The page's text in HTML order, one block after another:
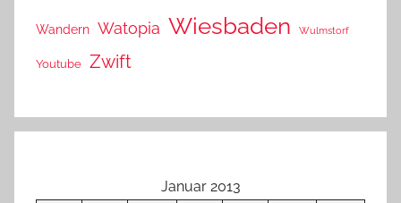
Wandern Watopia Wiesbaden Wulmstorf
Youtube Zwift
Januar 2013